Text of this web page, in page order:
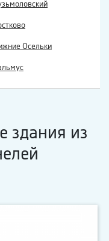
Осельки
здания из